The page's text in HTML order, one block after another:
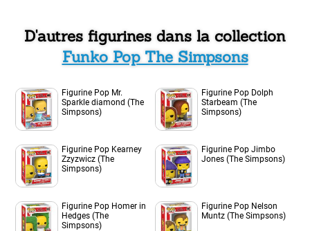
D'autres figurines dans la collection
Funko Pop The Simpsons
Figurine Pop Mr.
Sparkle diamond (The
Simpsons)
Figurine Pop Dolph
Starbeam (The
Simpsons)
Figurine Pop Kearney
Zzyzwicz (The
Simpsons)
Figurine Pop Jimbo
Jones (The Simpsons)
Figurine Pop Homer in
Hedges (The
Simpsons)
Figurine Pop Nelson
Muntz (The Simpsons)